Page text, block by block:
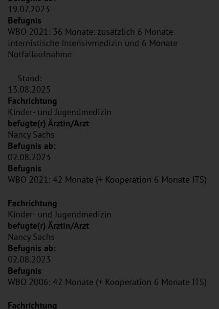
19.07.2023
WBO 2021: 36 Monate: zusätzlich 6 Monate
internistische Intensivmedizin und 6 Monate
Notfallaufnahme
Stand:
13.08.2025
Kinder- und Jugendmedizin
Nancy Sachs
02.08.2023
WBO 2021: 42 Monate (+ Kooperation 6 Monate ITS)
Kinder- und Jugendmedizin
Nancy Sachs
02.08.2023
WBO 2006: 42 Monate (+ Kooperation 6 Monate ITS)